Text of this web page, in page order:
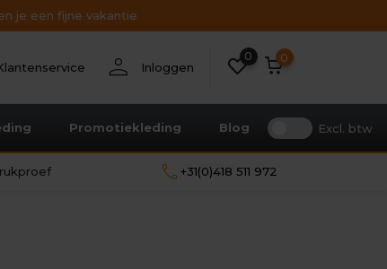
je een fijne vakantie
person Inloggen
0 0
Promotiekleding Blog Excl. btw
call +31(0)418 511 972